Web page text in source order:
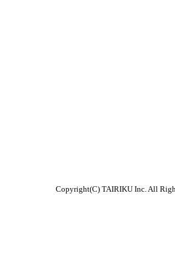
Copyright(C) TAIRIKU Inc. All